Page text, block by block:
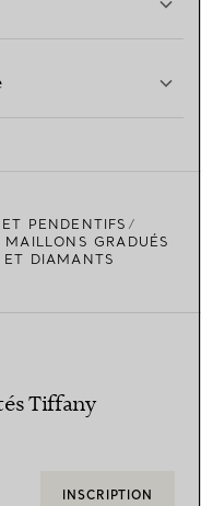
PENDENTIFS
GRADUÉS
DIAMANTS
Tiffany
INSCRIPTION